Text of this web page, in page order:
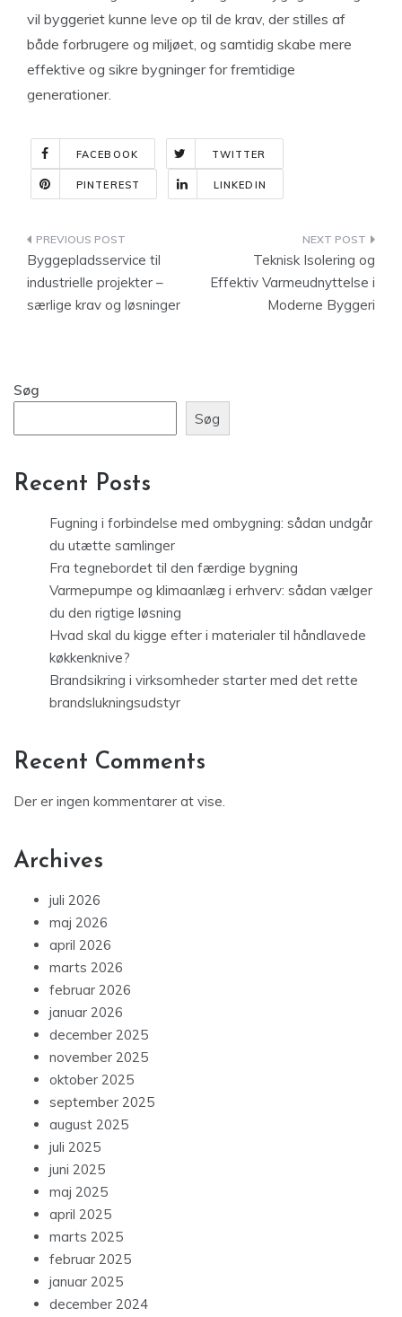
vil byggeriet kunne leve op til de krav, der stilles af
både forbrugere og miljøet, og samtidig skabe mere
effektive og sikre bygninger for fremtidige
generationer.
FACEBOOK TWITTER
PINTEREST LINKEDIN
Indlægsnavigation
Byggepladsservice til
industrielle projekter –
særlige krav og løsninger
Teknisk Isolering og
Effektiv Varmeudnyttelse i
Moderne Byggeri
Søg
Søg
Recent Posts
Fugning i forbindelse med ombygning: sådan undgår
du utætte samlinger
Fra tegnebordet til den færdige bygning
Varmepumpe og klimaanlæg i erhverv: sådan vælger
du den rigtige løsning
Hvad skal du kigge efter i materialer til håndlavede
køkkenknive?
Brandsikring i virksomheder starter med det rette
brandslukningsudstyr
Recent Comments
Der er ingen kommentarer at vise.
Archives
juli 2026
maj 2026
april 2026
marts 2026
februar 2026
januar 2026
december 2025
november 2025
oktober 2025
september 2025
august 2025
juli 2025
juni 2025
maj 2025
april 2025
marts 2025
februar 2025
januar 2025
december 2024